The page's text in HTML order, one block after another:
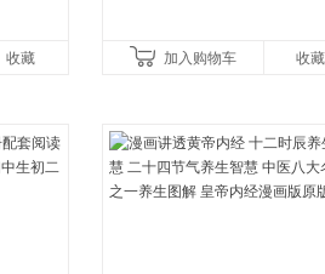
收藏 加入购物车 收藏